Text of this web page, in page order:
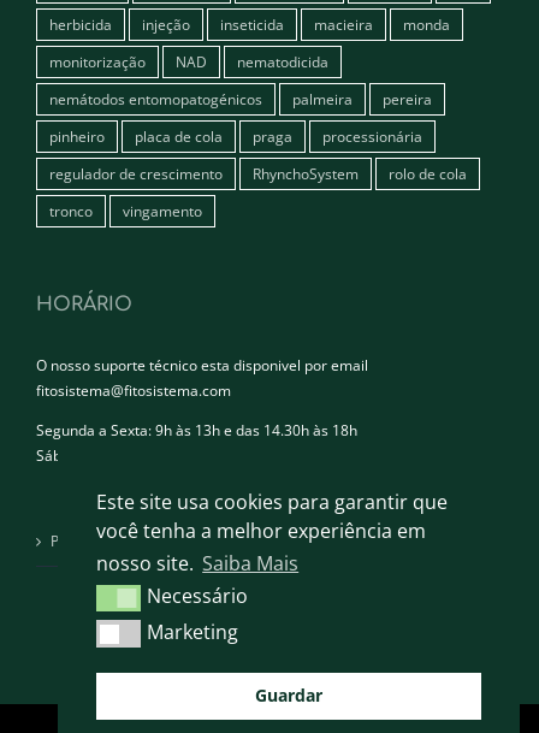
Este site usa cookies para garantir que
você tenha a melhor experiência em
nosso site. Saiba Mais
Necessário
Necessário
MarketingMarketing
Guardar
herbicida
injeção inseticida macieira
monda
monitorização
NAD
nematodicida
nemátodos entomopatogénicos
palmeira
pereira
pinheiro
placa de cola praga
processionária
regulador de crescimento
RhynchoSystem
rolo de cola
tronco
vingamento
HORÁRIO
O nosso suporte técnico esta disponivel por email
fitosistema@fitosistema.com
Segunda a Sexta: 9h às 13h e das 14.30h às 18h
Sábado e Domingo: Encerrado
Política de privacidade